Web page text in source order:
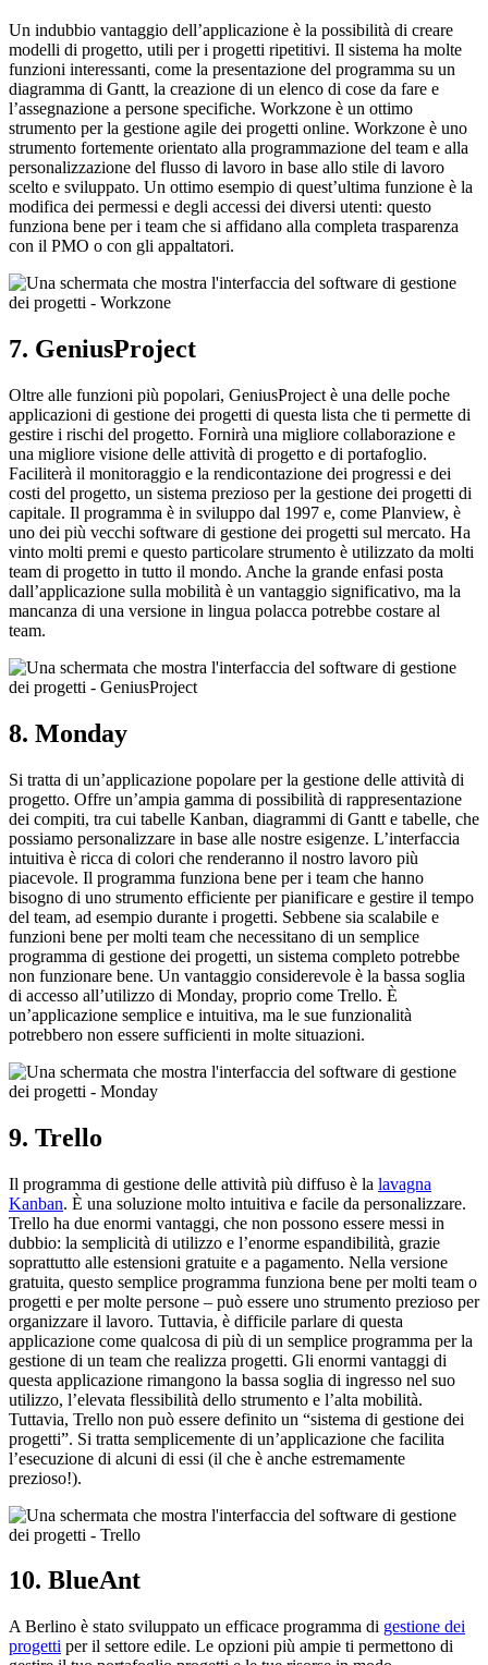
Un indubbio vantaggio dell’applicazione è la possibilità di creare
modelli di progetto, utili per i progetti ripetitivi. Il sistema ha molte
funzioni interessanti, come la presentazione del programma su un
diagramma di Gantt, la creazione di un elenco di cose da fare e
l’assegnazione a persone specifiche. Workzone è un ottimo
strumento per la gestione agile dei progetti online. Workzone è uno
strumento fortemente orientato alla programmazione del team e alla
personalizzazione del flusso di lavoro in base allo stile di lavoro
scelto e sviluppato. Un ottimo esempio di quest’ultima funzione è la
modifica dei permessi e degli accessi dei diversi utenti: questo
funziona bene per i team che si affidano alla completa trasparenza
con il PMO o con gli appaltatori.
7. GeniusProject
Oltre alle funzioni più popolari, GeniusProject è una delle poche
applicazioni di gestione dei progetti di questa lista che ti permette di
gestire i rischi del progetto. Fornirà una migliore collaborazione e
una migliore visione delle attività di progetto e di portafoglio.
Faciliterà il monitoraggio e la rendicontazione dei progressi e dei
costi del progetto, un sistema prezioso per la gestione dei progetti di
capitale. Il programma è in sviluppo dal 1997 e, come Planview, è
uno dei più vecchi software di gestione dei progetti sul mercato. Ha
vinto molti premi e questo particolare strumento è utilizzato da molti
team di progetto in tutto il mondo. Anche la grande enfasi posta
dall’applicazione sulla mobilità è un vantaggio significativo, ma la
mancanza di una versione in lingua polacca potrebbe costare al
team.
8. Monday
Si tratta di un’applicazione popolare per la gestione delle attività di
progetto. Offre un’ampia gamma di possibilità di rappresentazione
dei compiti, tra cui tabelle Kanban, diagrammi di Gantt e tabelle, che
possiamo personalizzare in base alle nostre esigenze. L’interfaccia
intuitiva è ricca di colori che renderanno il nostro lavoro più
piacevole. Il programma funziona bene per i team che hanno
bisogno di uno strumento efficiente per pianificare e gestire il tempo
del team, ad esempio durante i progetti. Sebbene sia scalabile e
funzioni bene per molti team che necessitano di un semplice
programma di gestione dei progetti, un sistema completo potrebbe
non funzionare bene. Un vantaggio considerevole è la bassa soglia
di accesso all’utilizzo di Monday, proprio come Trello. È
un’applicazione semplice e intuitiva, ma le sue funzionalità
potrebbero non essere sufficienti in molte situazioni.
9. Trello
Il programma di gestione delle attività più diffuso è la lavagna
Kanban. È una soluzione molto intuitiva e facile da personalizzare.
Trello ha due enormi vantaggi, che non possono essere messi in
dubbio: la semplicità di utilizzo e l’enorme espandibilità, grazie
soprattutto alle estensioni gratuite e a pagamento. Nella versione
gratuita, questo semplice programma funziona bene per molti team o
progetti e per molte persone – può essere uno strumento prezioso per
organizzare il lavoro. Tuttavia, è difficile parlare di questa
applicazione come qualcosa di più di un semplice programma per la
gestione di un team che realizza progetti. Gli enormi vantaggi di
questa applicazione rimangono la bassa soglia di ingresso nel suo
utilizzo, l’elevata flessibilità dello strumento e l’alta mobilità.
Tuttavia, Trello non può essere definito un “sistema di gestione dei
progetti”. Si tratta semplicemente di un’applicazione che facilita
l’esecuzione di alcuni di essi (il che è anche estremamente
prezioso!).
10. BlueAnt
A Berlino è stato sviluppato un efficace programma di gestione dei
progetti per il settore edile. Le opzioni più ampie ti permettono di